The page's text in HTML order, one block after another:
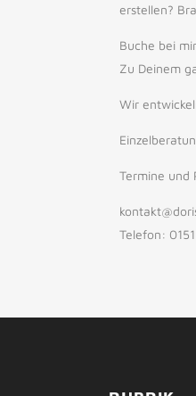
erstellen?
Buche bei
Zu Deinem
Wir
Termine und
Telefon: